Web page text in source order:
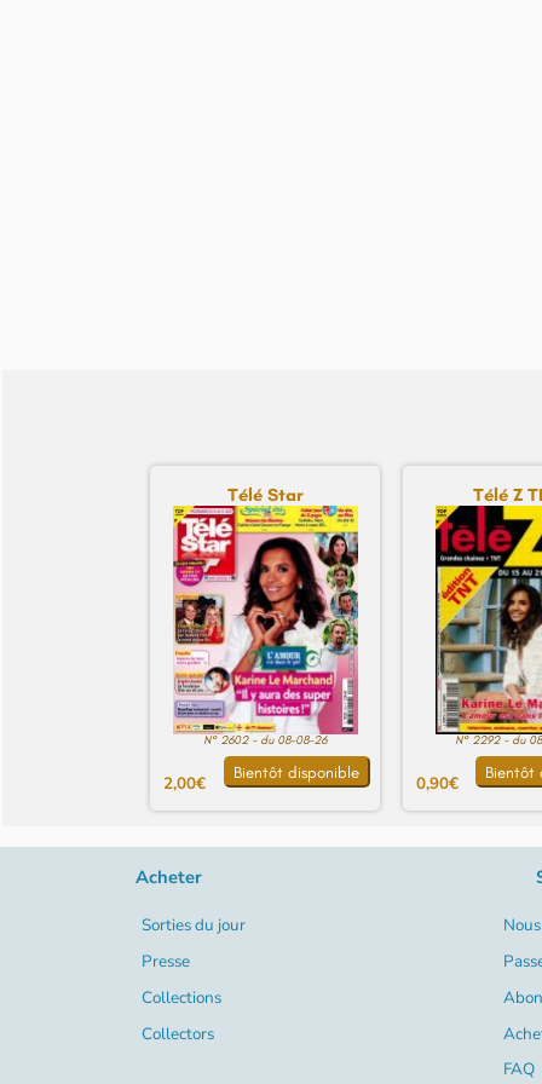
Télé Star
N° 2602 - du 08-08-26
2,00€ Bientôt disponible
Télé Z
N° 2292 - du
0,90€ Bientôt
Acheter
Sorties du jour
Presse
Collections
Collectors
FAQ